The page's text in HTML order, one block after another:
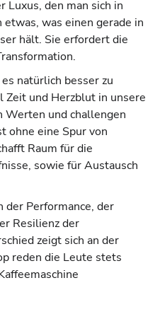
Luxus, den man sich in
was einen gerade in
hält. Sie erfordert die
natürlich besser zu
Zeit und Herzblut in unsere
Werten und challengen
ohne eine Spur von
Raum für die
sowie für Austausch
der Performance, der
Resilienz der
zeigt sich an der
reden die Leute stets